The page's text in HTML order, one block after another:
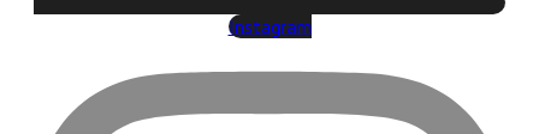
Instagram